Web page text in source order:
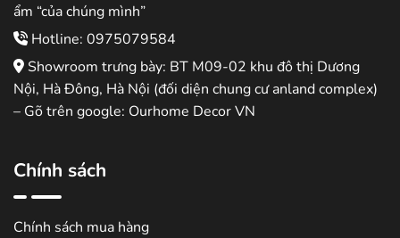
ẩm “của chúng mình”
Hotline: 0975079584
Showroom trưng bày: BT M09-02 khu đô thị Dương
Nội, Hà Đông, Hà Nội (đối diện chung cư anland complex)
– Gõ trên google: Ourhome Decor VN
Chính sách
Chính sách mua hàng